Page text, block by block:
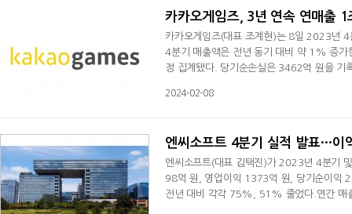
카카오게임즈, 3년 연속 연매출 1
카카오게임즈(대표 조계현)는 8일 2023년 4
4분기 매출액은 전년 동기 대비 약 1% 증
정 집계됐다. 당기순손실은 3462억 원을 기
전년 동기 대비 매출 및 영업이익 실적 반등
2024-02-08
엔씨소프트 4분기 실적 발표…이
엔씨소프트(대표 김택진)가 2023년 4분기
98억 원, 영업이익 1373억 원, 당기순이익
전년 대비 각각 75%, 51% 줄었다.연간 매